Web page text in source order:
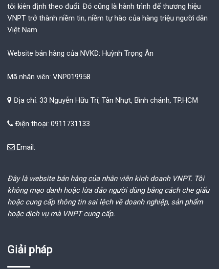
tôi kiên định theo đuổi. Đó cũng là hành trình để thương hiệu
VNPT trở thành niềm tin, niềm tự hào của hàng triệu người dân
Việt Nam.
Website bán hàng của NVKD: Huỳnh Trọng Ân
Mã nhân viên: VNP019958
Địa chỉ: 33 Nguyễn Hữu Trí, Tân Nhựt, Bình chánh, TP.HCM
Điện thoại: 0911731133
Email:
Đây là website bán hàng của nhân viên kinh doanh VNPT. Tôi
không mạo danh hoặc lừa đảo người dùng bằng cách che giấu
hoặc cung cấp thông tin sai lệch về doanh nghiệp, sản phẩm
hoặc dịch vụ mà VNPT cung cấp.
Giải pháp